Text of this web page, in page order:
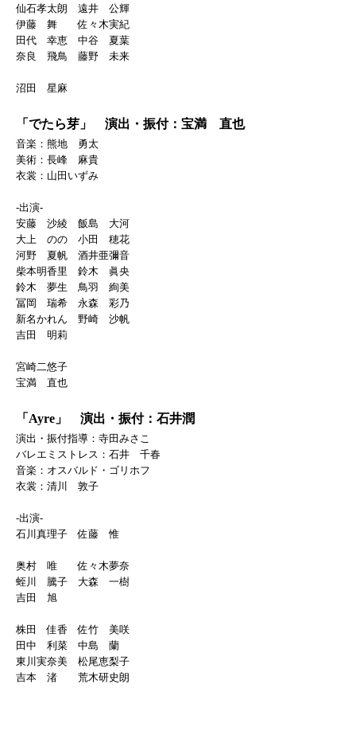
仙石孝太朗 遠井 公輝
伊藤 舞 佐々木実紀
田代 幸恵 中谷 夏葉
奈良 飛鳥 藤野 未来
沼田 星麻
「でたら芽」 演出・振付：宝満 直也
音楽：熊地 勇太
美術：長峰 麻貴
衣裳：山田いずみ
-出演-
安藤 沙綾 飯島 大河
大上 のの 小田 穂花
河野 夏帆 酒井亜彌音
柴本明香里 鈴木 眞央
鈴木 夢生 鳥羽 絢美
冨岡 瑞希 永森 彩乃
新名かれん 野崎 沙帆
吉田 明莉
宮崎二悠子
宝満 直也
「Ayre」 演出・振付：石井潤
演出・振付指導：寺田みさこ
バレエミストレス：石井 千春
音楽：オスバルド・ゴリホフ
衣裳：清川 敦子
-出演-
石川真理子 佐藤 惟
奥村 唯 佐々木夢奈
蛭川 騰子 大森 一樹
吉田 旭
株田 佳香 佐竹 美咲
田中 利菜 中島 蘭
東川実奈美 松尾恵梨子
吉本 渚 荒木研史朗